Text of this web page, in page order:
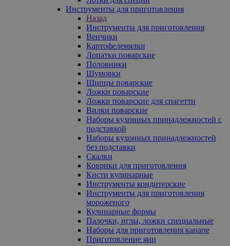
Инструменты для приготовления
Назад
Инструменты для приготовления
Венчики
Картофелемялки
Лопатки поварские
Половники
Шумовки
Щипцы поварские
Ложки поварские
Ложки поварские для спагетти
Вилки поварские
Наборы кухонных принадлежностей с
подставкой
Наборы кухонных принадлежностей
без подставки
Скалки
Коврики для приготовления
Кисти кулинарные
Инструменты кондитерские
Инструменты для приготовления
мороженого
Кулинарные формы
Палочки, иглы, ложки специальные
Наборы для приготовления канапе
Приготовление яиц